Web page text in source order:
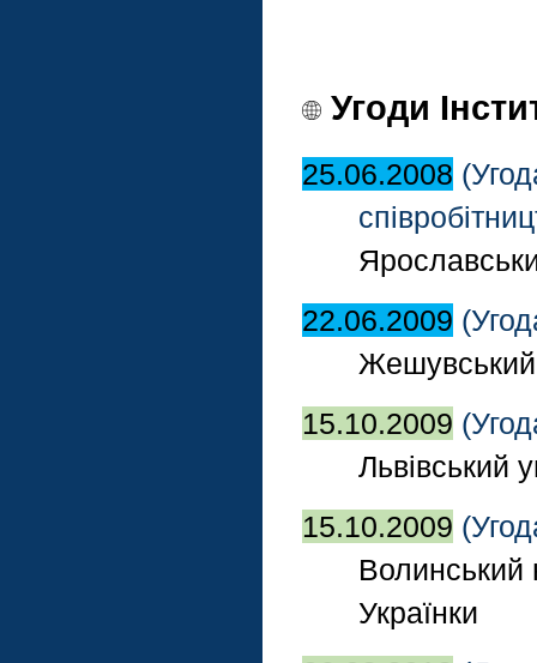
Угоди
25.06.2008
22.06.2009
Жешувський
15.10.2009
Львівський
15.10.2009
Волинський
Українки